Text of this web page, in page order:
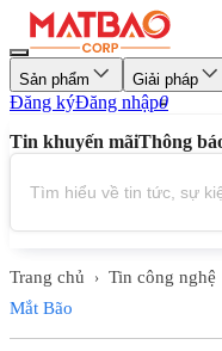
Sản phẩm Giải pháp
Đăng kýĐăng nhập0
Tin khuyến mãiThông
Trang chủ › Tin công nghệ
Mắt Bão